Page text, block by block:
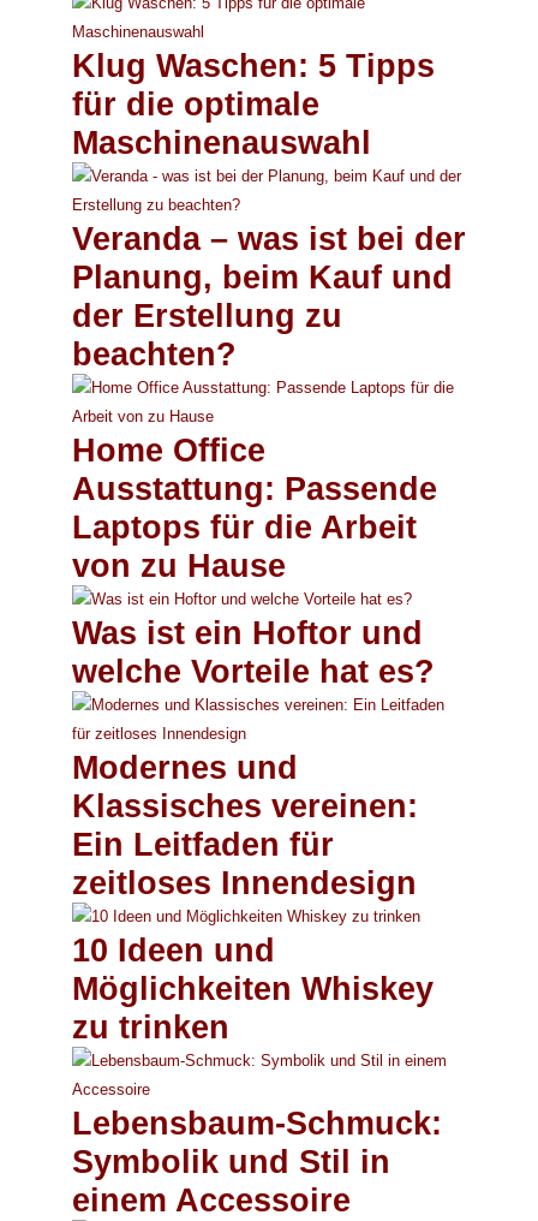
Klug Waschen: 5 Tipps
für die optimale
Maschinenauswahl
Veranda – was ist bei der
Planung, beim Kauf und
der Erstellung zu
beachten?
Home Office
Ausstattung: Passende
Laptops für die Arbeit
von zu Hause
Was ist ein Hoftor und
welche Vorteile hat es?
Modernes und
Klassisches vereinen:
Ein Leitfaden für
zeitloses Innendesign
10 Ideen und
Möglichkeiten Whiskey
zu trinken
Lebensbaum-Schmuck:
Symbolik und Stil in
einem Accessoire